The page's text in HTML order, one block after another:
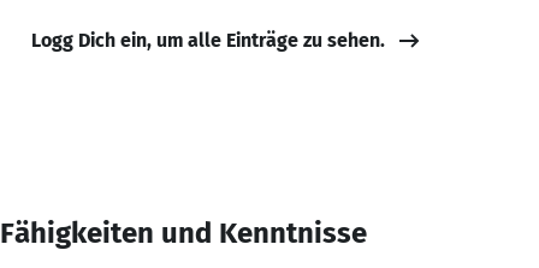
Logg Dich ein, um alle Einträge zu sehen.
Fähigkeiten und Kenntnisse